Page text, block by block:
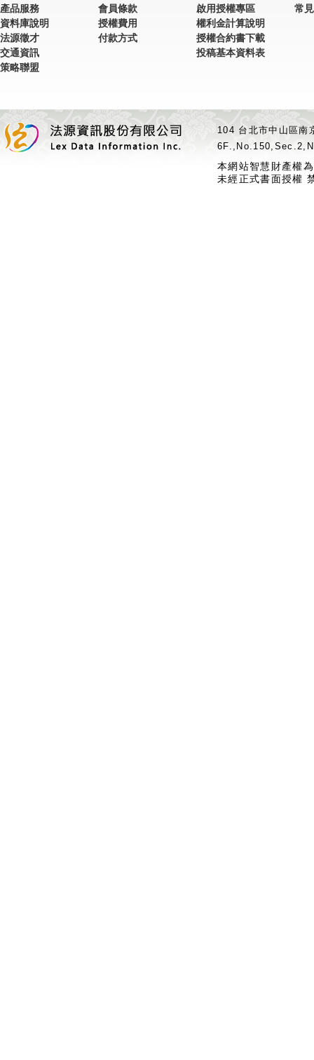
產品服務
資料庫說明
法源徵才
交通資訊
策略聯盟
會員條款
授權費用
付款方式
啟用授權專區
權利金計算說明
授權合約書下載
投稿基本資料表
常
104 台北市中山區
本網站智慧財產權
未經正式書面授權